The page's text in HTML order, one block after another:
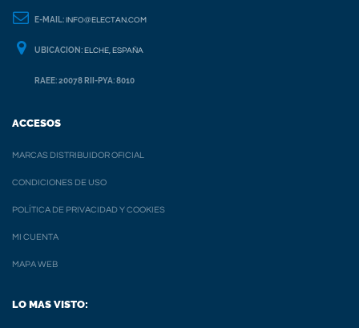
E-MAIL: INFO@ELECTAN.COM
UBICACION: ELCHE, ESPAÑA
RAEE: 20078 RII-PYA: 8010
ACCESOS
MARCAS DISTRIBUIDOR OFICIAL
CONDICIONES DE USO
POLÍTICA DE PRIVACIDAD Y COOKIES
MI CUENTA
MAPA WEB
LO MAS VISTO: